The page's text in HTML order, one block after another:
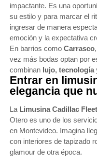
impactante. Es una
su estilo y para marcar el
ingresar de manera
emoción y la expectativa
En barrios como Carrasco,
vez más bodas optan por
combinan lujo, tecnología
Entrar en
elegancia que
La Limusina Cadillac
Otero es uno de los
en Montevideo. Imagina
con interiores de tapizado
glamour de otra época.